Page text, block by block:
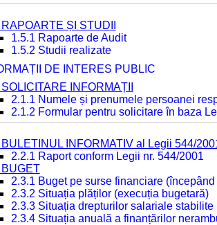
ȘI STUDII
1.5.1 Rapoarte de Audit
1.5.2 Studii realizate
DE INTERES PUBLIC
INFORMAȚII
2.1.1 Numele și prenumele persoanei
2.1.2 Formular pentru solicitare în baza
BULETINUL INFORMATIV al Legii 544/
2.2.1 Raport conform Legii nr. 544/2001
BUGET
2.3.1 Buget pe surse financiare
2.3.2 Situația plăților (execuția bugetară)
2.3.3 Situația drepturilor salariale
2.3.4 Situația anuală a finanțărilor